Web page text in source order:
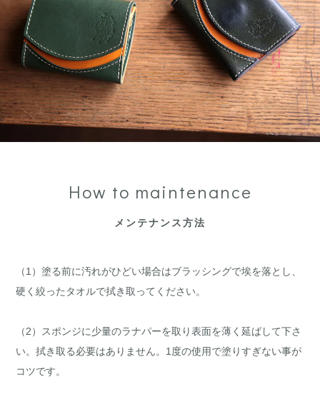
How to maintenance
メンテナンス方法
（1）塗る前に汚れがひどい場合はブラッシングで埃を落とし、
硬く絞ったタオルで拭き取ってください。
（2）スポンジに少量のラナパーを取り表面を薄く延ばして下さ
い。拭き取る必要はありません。1度の使用で塗りすぎない事が
コツです。